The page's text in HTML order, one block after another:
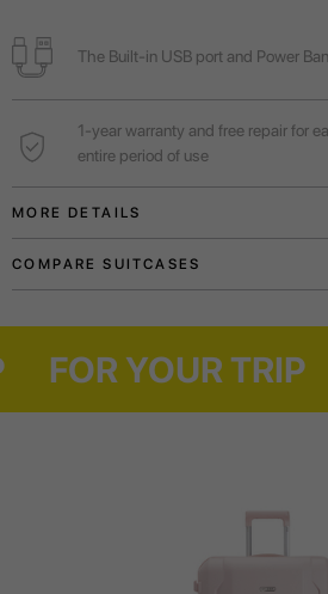
The Built-in USB port and Power
1-year warranty and free repair for
entire period of use
MORE DETAILS
Built-in USB port and Power Bank will always
while you wait for the flight.
documents, boarding pass or mobile device.
COMPARE SUITCASES
FOR YOUR